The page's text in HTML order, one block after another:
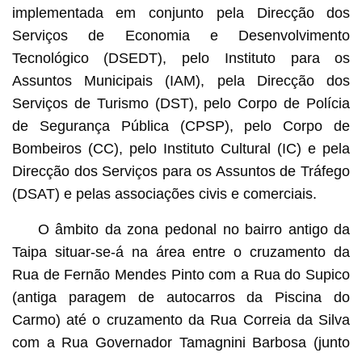
implementada em conjunto pela Direcção dos
Serviços de Economia e Desenvolvimento
Tecnológico (DSEDT), pelo Instituto para os
Assuntos Municipais (IAM), pela Direcção dos
Serviços de Turismo (DST), pelo Corpo de Polícia
de Segurança Pública (CPSP), pelo Corpo de
Bombeiros (CC), pelo Instituto Cultural (IC) e pela
Direcção dos Serviços para os Assuntos de Tráfego
(DSAT) e pelas associações civis e comerciais.
O âmbito da zona pedonal no bairro antigo da
Taipa situar-se-á na área entre o cruzamento da
Rua de Fernão Mendes Pinto com a Rua do Supico
(antiga paragem de autocarros da Piscina do
Carmo) até o cruzamento da Rua Correia da Silva
com a Rua Governador Tamagnini Barbosa (junto